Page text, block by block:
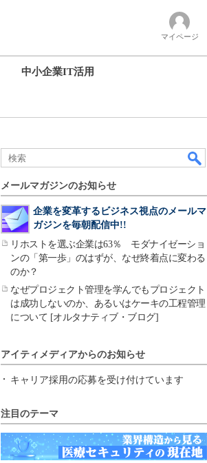
マイページ
中小企業IT活用
メールマガジンのお知らせ
企業を変革するビジネス視点のメールマ
ガジンを毎朝配信中!!
リホストを選ぶ企業は63％ モダナイゼーショ
ンの「第一歩」のはずが、なぜ終着点に変わる
のか？
なぜプロジェクト管理を学んでもプロジェクト
は成功しないのか、あるいはケーキの工程管理
について [オルタナティブ・ブログ]
アイティメディアからのお知らせ
キャリア採用の応募を受け付けています
注目のテーマ